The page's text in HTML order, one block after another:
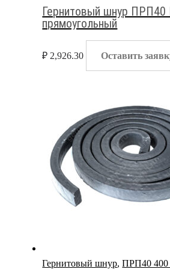
Гернитовый шнур ПРП40
прямоугольный
₽ 2,926.30 Оставить
Гернитовый шнур,ПРП40 400